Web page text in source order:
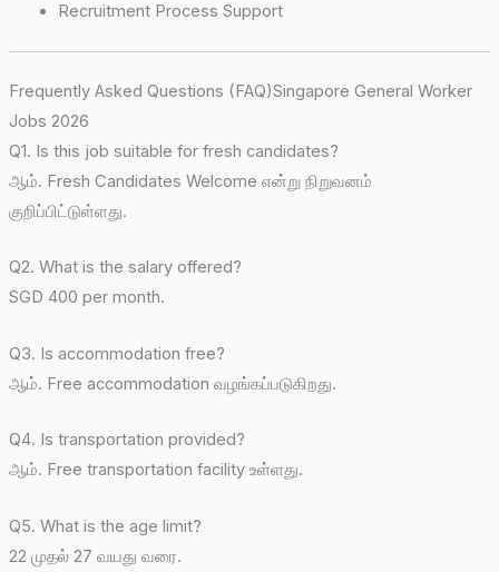
Recruitment Process Support
Frequently Asked Questions (FAQ)Singapore General Worker
Jobs 2026
Q1. Is this job suitable for fresh candidates?
ஆம். Fresh Candidates Welcome என்று நிறுவனம்
குறிப்பிட்டுள்ளது.
Q2. What is the salary offered?
SGD 400 per month.
Q3. Is accommodation free?
ஆம். Free accommodation வழங்கப்படுகிறது.
Q4. Is transportation provided?
ஆம். Free transportation facility உள்ளது.
Q5. What is the age limit?
22 முதல் 27 வயது வரை.